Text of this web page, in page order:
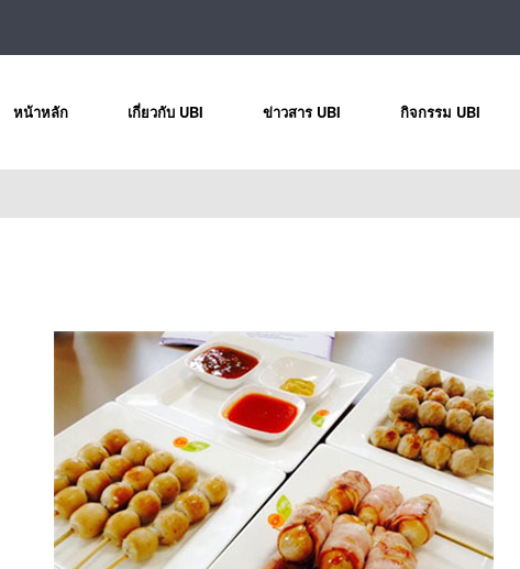
หน้าหลัก เกี่ยวกับ UBI ข่าวสาร UBI กิจกรรม UBI